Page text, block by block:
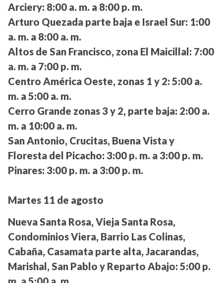
Arciery: 8:00 a. m. a 8:00 p. m.
Arturo Quezada parte baja e Israel Sur: 1:00
a. m. a 8:00 a. m.
Altos de San Francisco, zona El Maicillal: 7:00
a. m. a 7:00 p. m.
Centro América Oeste, zonas 1 y 2: 5:00 a.
m. a 5:00 a. m.
Cerro Grande zonas 3 y 2, parte baja: 2:00 a.
m. a 10:00 a. m.
San Antonio, Crucitas, Buena Vista y
Floresta del Picacho: 3:00 p. m. a 3:00 p. m.
Pinares: 3:00 p. m. a 3:00 p. m.
Martes 11 de agosto
Nueva Santa Rosa, Vieja Santa Rosa,
Condominios Viera, Barrio Las Colinas,
Cabaña, Casamata parte alta, Jacarandas,
Marishal, San Pablo y Reparto Abajo: 5:00 p.